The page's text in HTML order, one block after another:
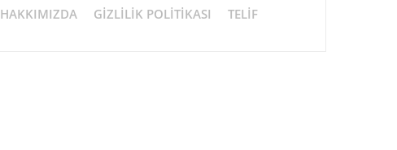
HAKKIMIZDA GIZLILIK POLITIKASI TELIF